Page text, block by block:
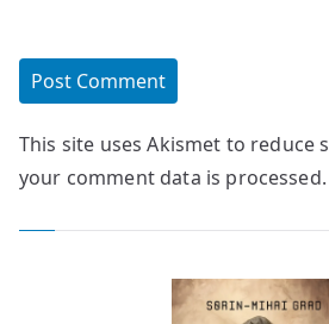
This site uses Akismet to reduce
your comment data is processed.